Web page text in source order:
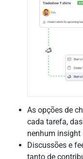
As opções de
cada tarefa,
nenhum insight
Discussões e
tanto de